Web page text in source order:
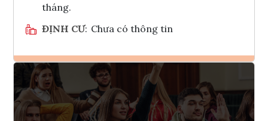
tháng.
ĐỊNH CƯ: Chưa có thông tin
Ghi danh
Tham vấn Interlink